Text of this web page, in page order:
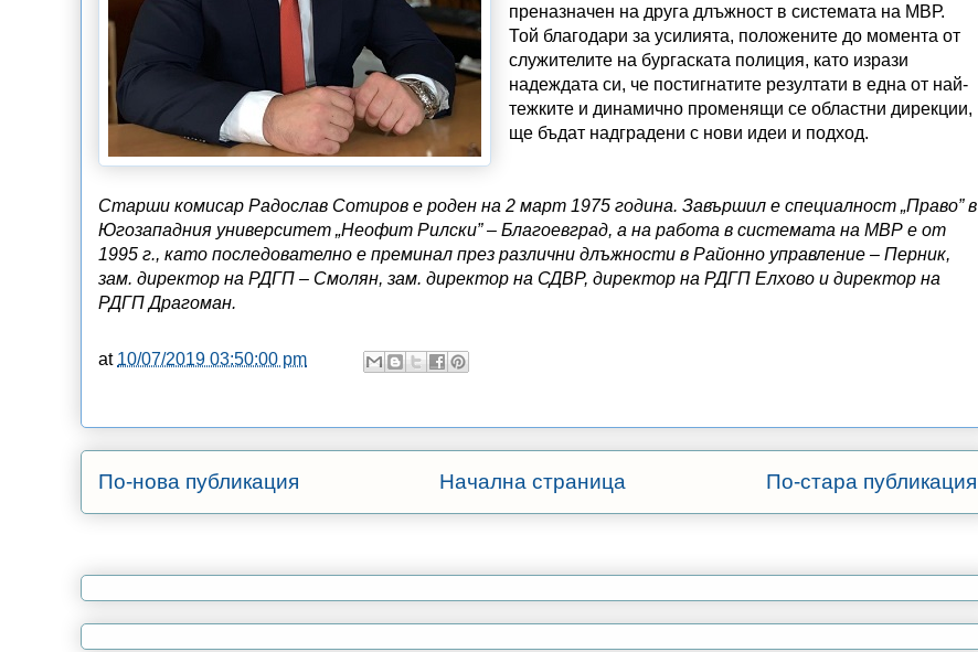
преназначен на друга длъжност в системата на МВР.
Той благодари за усилията, положените до момента от
служителите на бургаската полиция, като изрази
надеждата си, че постигнатите резултати в една от най-
тежките и динамично променящи се областни дирекции,
ще бъдат надградени с нови идеи и подход.
Старши комисар Радослав Сотиров е роден на 2 март 1975 година. Завършил е специалност „Право” в
Югозападния университет „Неофит Рилски” – Благоевград, а на работа в системата на МВР е от
1995 г., като последователно е преминал през различни длъжности в Районно управление – Перник,
зам. директор на РДГП – Смолян, зам. директор на СДВР, директор на РДГП Елхово и директор на
РДГП Драгоман.
at 10/07/2019 03:50:00 pm
По-нова публикация По-стара публикация
Начална страница